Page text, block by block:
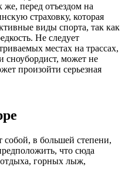
перед отъездом на
страховку, которая
виды спорта, так как
Не следует
местах на трассах,
может не
произойти серьезная
собой, в большей степени,
что сюда
горных лыж,